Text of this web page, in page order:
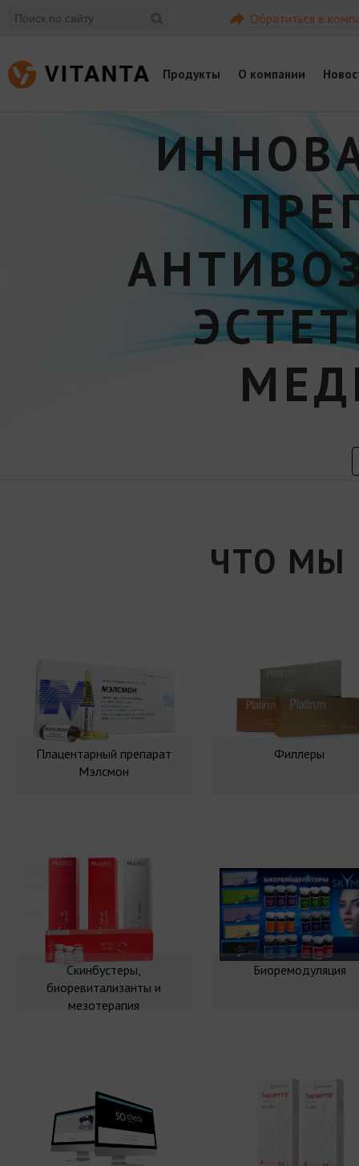
Обратиться в
Продукты О компании
ЧТО МЫ
Плацентарный препарат
Мэлсмон
Филлеры
Скинбустеры,
биоревитализанты и
мезотерапия
Биоремодуляция